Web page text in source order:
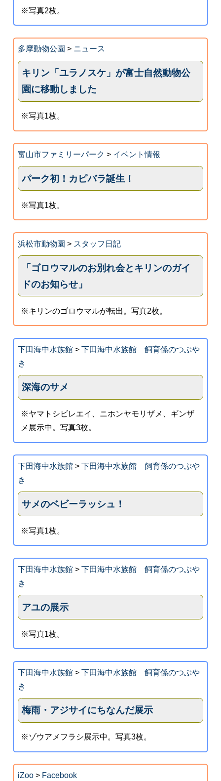
※写真2枚。
多摩動物公園 > ニュース
キリン「ユラノスケ」が富士自然動物公
園に移動しました
※写真1枚。
富山市ファミリーパーク > イベント情報
パーク初！カピバラ誕生！
※写真1枚。
浜松市動物園 > スタッフ日記
「ゴロウマルのお別れ会とキリンのガイ
ドのお知らせ」
※キリンのゴロウマルが転出。写真2枚。
下田海中水族館> 下田海中水族館 飼育係のつぶや
き
深海のサメ
※ヤマトシビレエイ、ニホンヤモリザメ、ギンザ
メ展示中。写真3枚。
下田海中水族館> 下田海中水族館 飼育係のつぶや
き
サメのベビーラッシュ！
※写真1枚。
下田海中水族館> 下田海中水族館 飼育係のつぶや
き
アユの展示
※写真1枚。
下田海中水族館> 下田海中水族館 飼育係のつぶや
き
梅雨・アジサイにちなんだ展示
※ゾウアメフラシ展示中。写真3枚。
iZoo> Facebook